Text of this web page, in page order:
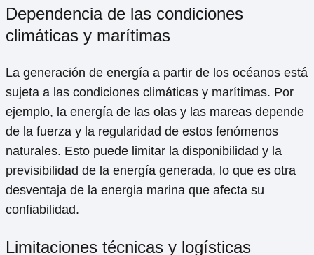
Dependencia de las condiciones
climáticas y marítimas
La generación de energía a partir de los océanos está
sujeta a las condiciones climáticas y marítimas. Por
ejemplo, la energía de las olas y las mareas depende
de la fuerza y la regularidad de estos fenómenos
naturales. Esto puede limitar la disponibilidad y la
previsibilidad de la energía generada, lo que es otra
desventaja de la energia marina que afecta su
confiabilidad.
Limitaciones técnicas y logísticas